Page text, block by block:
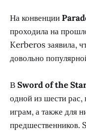
На конвенции
проходила на
Kerberos заявила,
довольно
ВSword of the
одной из шести
играм, а также для
предшественников.